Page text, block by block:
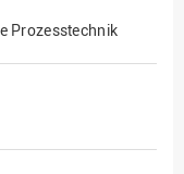
Prozesstechnik